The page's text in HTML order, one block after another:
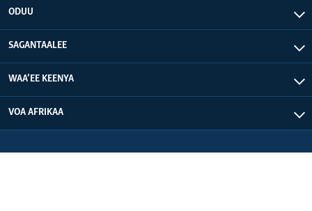
ODUU
SAGANTAALEE
WAA’EE KEENYA
VOA AFRIKAA